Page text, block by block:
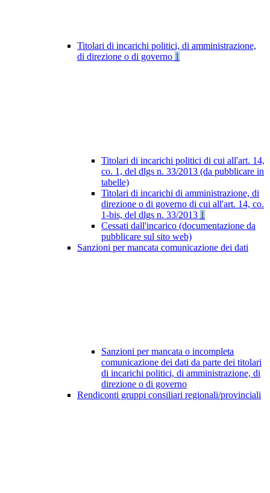
Titolari di incarichi politici, di amministrazione,
di direzione o di governo 1
Titolari di incarichi politici di cui all'art. 14,
co. 1, del dlgs n. 33/2013 (da pubblicare in
tabelle)
Titolari di incarichi di amministrazione, di
direzione o di governo di cui all'art. 14, co.
1-bis, del dlgs n. 33/2013 1
Cessati dall'incarico (documentazione da
pubblicare sul sito web)
Sanzioni per mancata comunicazione dei dati
Sanzioni per mancata o incompleta
comunicazione dei dati da parte dei titolari
di incarichi politici, di amministrazione, di
direzione o di governo
Rendiconti gruppi consiliari regionali/provinciali